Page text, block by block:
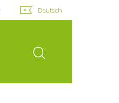
Deutsch
Suche öffnen